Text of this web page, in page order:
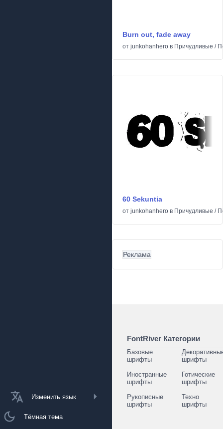
Изменить язык
Тёмная тема
Burn out, fade away
от junkohanhero в Причудливые /
60 Sekuntia
от junkohanhero в Причудливые /
Реклама
FontRiver Категории
Базовые
шрифты
шрифты
Иностранные
шрифты
Готические
шрифты
Рукописные
шрифты
Техно
шрифты